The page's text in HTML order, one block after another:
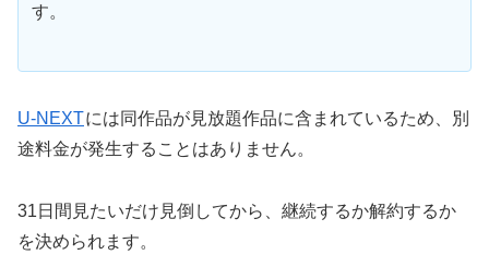
す。
U-NEXTには同作品が見放題作品に含まれているため、別
途料金が発生することはありません。
31日間見たいだけ見倒してから、継続するか解約するか
を決められます。